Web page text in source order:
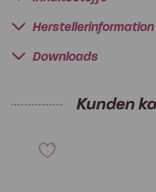
Herstellerinformation
Downloads
Kunden